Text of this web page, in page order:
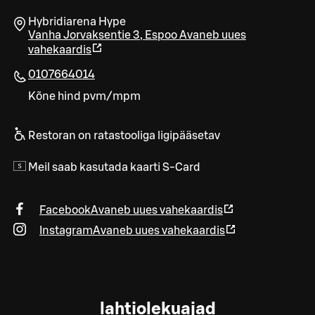
Hybridiarena Hype
Vanha Jorvaksentie 3, EspooAvaneb uues
vahekaardis
0107664014
Kõne hind pvm/mpm
Restoran on ratastooliga ligipääsetav
Meil saab kasutada kaarti S-Card
FacebookAvaneb uues vahekaardis
InstagramAvaneb uues vahekaardis
lahtiolekuajad